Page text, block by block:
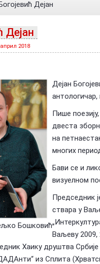
Дејан
Дејан
2018
Бошковић
Дејан
Пише
двеста
на
многих
Бави се и
визуелном
Председник
ствара у
Ваљеву 2009,
Хаику друштва
из Сплита